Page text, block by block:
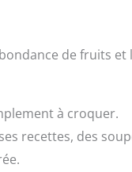
de fruits et
à croquer.
recettes, des